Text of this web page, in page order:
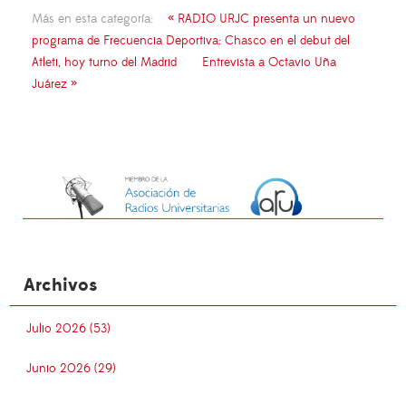
Más en esta categoría:
« RADIO URJC presenta un nuevo
programa de Frecuencia Deportiva: Chasco en el debut del
Atleti, hoy turno del Madrid
Entrevista a Octavio Uña
Juárez »
Archivos
Julio 2026 (53)
Junio 2026 (29)